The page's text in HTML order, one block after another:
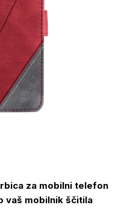
za mobilni telefon
vaš mobilnik ščitila